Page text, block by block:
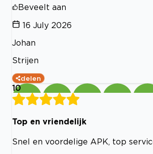
Beveelt aan
16 July 2026
Johan
Strijen
delen
10
Top en vriendelijk
Snel en voordelige APK, top